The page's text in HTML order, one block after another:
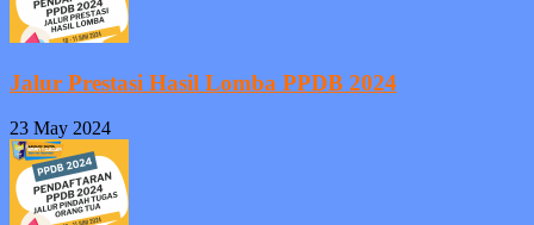
Jalur Prestasi Hasil Lomba PPDB 2024
23 May 2024